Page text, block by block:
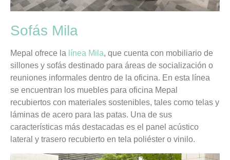
Sofás Mila
Mepal ofrece la línea Mila, que cuenta con mobiliario de
sillones y sofás destinado para áreas de socialización o
reuniones informales dentro de la oficina. En esta línea
se encuentran los muebles para oficina Mepal
recubiertos con materiales sostenibles, tales como telas y
láminas de acero para las patas. Una de sus
características más destacadas es el panel acústico
lateral y trasero recubierto en tela poliéster o vinilo.